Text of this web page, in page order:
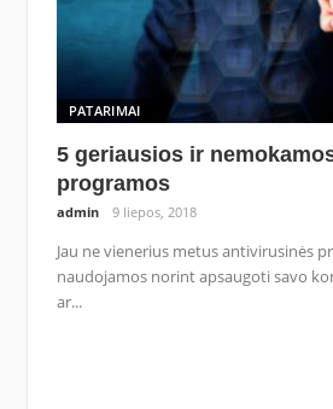
PATARIMAI
5 geriausios ir
programos
admin 9 liepos, 2018
Jau ne vienerius metus antivirusinės
naudojamos norint apsaugoti savo
ar...